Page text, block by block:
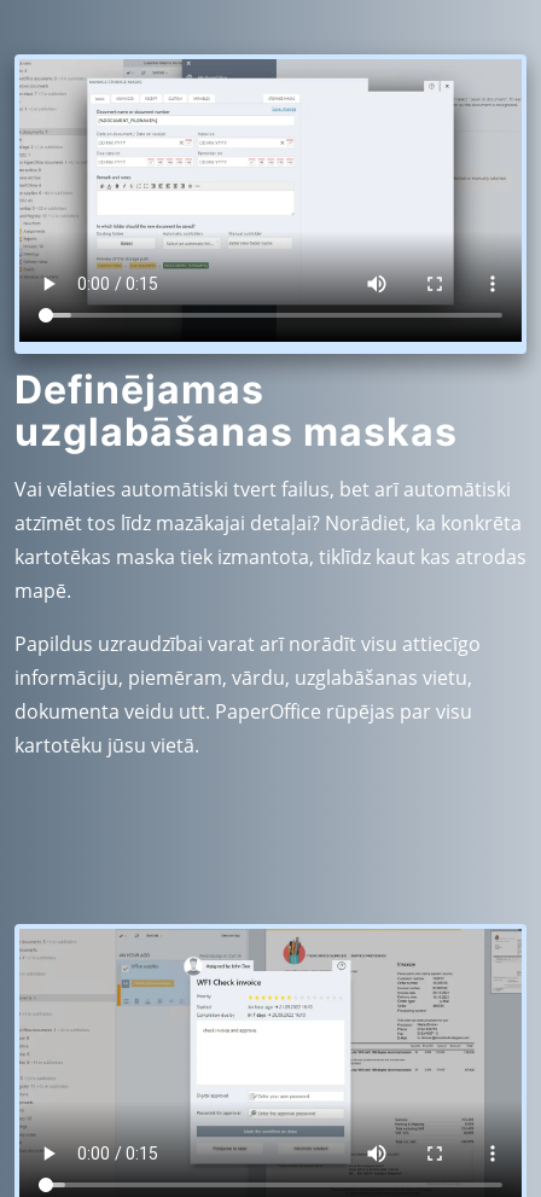
Definējamas
uzglabāšanas maskas
Vai vēlaties automātiski tvert failus, bet arī automātiski
atzīmēt tos līdz mazākajai detaļai? Norādiet, ka konkrēta
kartotēkas maska tiek izmantota, tiklīdz kaut kas atrodas
mapē.
Papildus uzraudzībai varat arī norādīt visu attiecīgo
informāciju, piemēram, vārdu, uzglabāšanas vietu,
dokumenta veidu utt. PaperOffice rūpējas par visu
kartotēku jūsu vietā.